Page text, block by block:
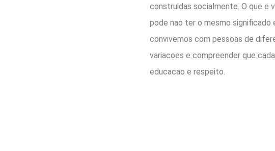
construidas socialmente. O que e
pode nao ter o mesmo significado
convivemos com pessoas de
variacoes e compreender que
educacao e respeito.